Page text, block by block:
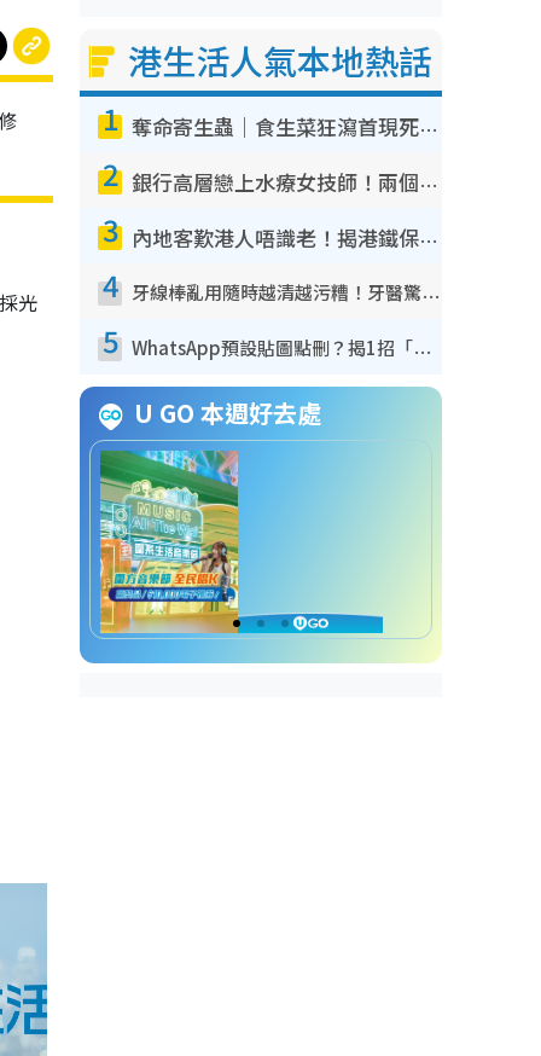
光
港生活人氣本地熱話
1 奪命寄生蟲｜食生菜狂瀉首現死者！疫潮惡化錄1.8萬宗病例 揭洗菜3大謬誤
2 銀行高層戀上水療女技師！兩個月借128萬驚覺「沉船」沉落火海 揭背後疑似邪教操控賣淫
3 內地客歎港人唔識老！揭港鐵保鮮級冷氣 港人求放過：咪投訴
4 牙線棒亂用隨時越清越污糟！牙醫驚揭盲目過戶細菌恐致蛀牙：呢種先係日常真保養
5 WhatsApp預設貼圖點刪？揭1招「反向操作」還原簡潔介面 附3步實測教學
U GO 本週好去處